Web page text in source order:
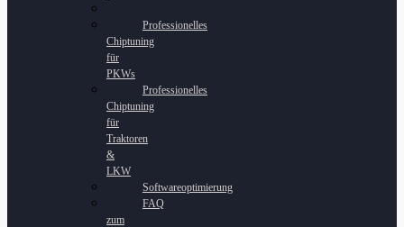
Professionelles
Chiptuning
für
PKWs
Professionelles
Chiptuning
für
Traktoren
&
LKW
Softwareoptimierung
FAQ
zum